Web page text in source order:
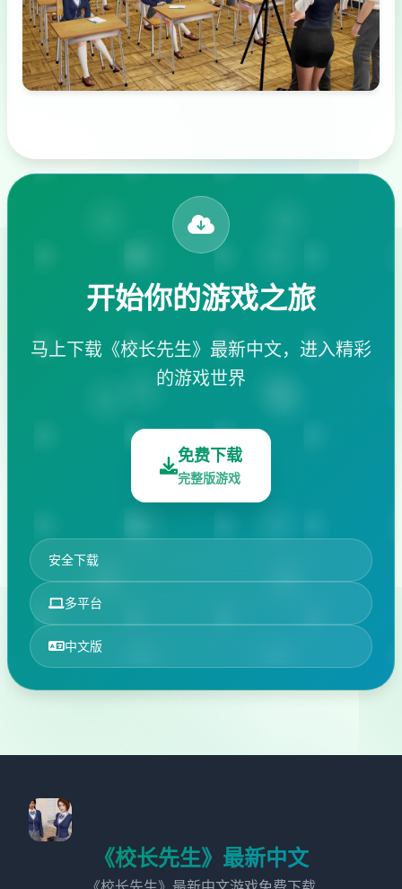
开始你的游戏之旅
马上下载《校长先生》最新中文，进入精彩
的游戏世界
免费下载
完整版游戏
安全下载
多平台
中文版
《校长先生》最新中文